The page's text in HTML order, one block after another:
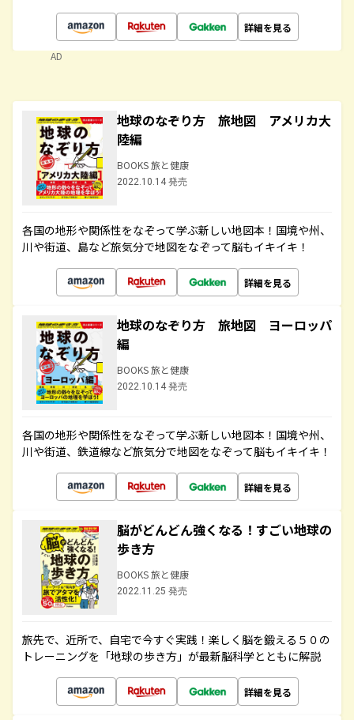
詳細を見る
AD
地球のなぞり方 旅地図 アメリカ大
陸編
BOOKS 旅と健康
2022.10.14 発売
各国の地形や関係性をなぞって学ぶ新しい地図本！国境や州、
川や街道、島など旅気分で地図をなぞって脳もイキイキ！
詳細を見る
地球のなぞり方 旅地図 ヨーロッパ
編
BOOKS 旅と健康
2022.10.14 発売
各国の地形や関係性をなぞって学ぶ新しい地図本！国境や州、
川や街道、鉄道線など旅気分で地図をなぞって脳もイキイキ！
詳細を見る
脳がどんどん強くなる！すごい地球の
歩き方
BOOKS 旅と健康
2022.11.25 発売
旅先で、近所で、自宅で今すぐ実践！楽しく脳を鍛える５０の
トレーニングを「地球の歩き方」が最新脳科学とともに解説
詳細を見る